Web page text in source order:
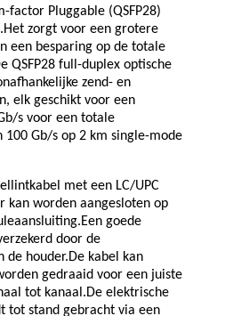
factor Pluggable (QSFP28)
zorgt voor een grotere
een besparing op de totale
QSFP28 full-duplex optische
zend- en
elk geschikt voor een
s voor een totale
100 Gb/s op 2 km single-mode
met een LC/UPC
kan worden aangesloten op
goede
door de
de houder.De kabel kan
gedraaid voor een juiste
tot kanaal.De elektrische
tot stand gebracht via een